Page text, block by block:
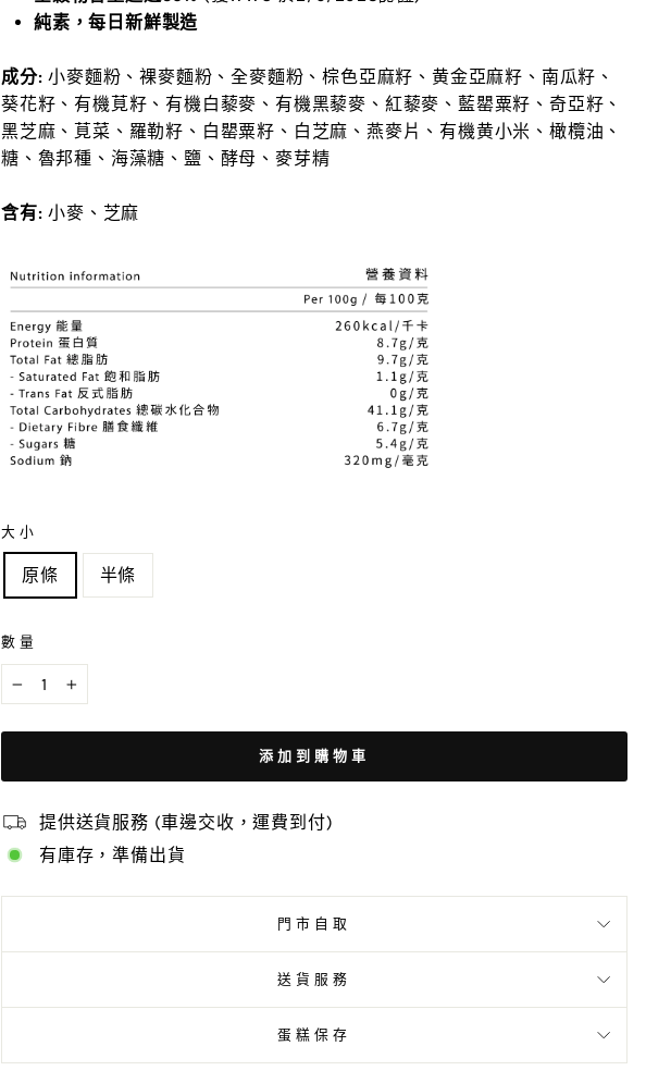
純素，每日新鮮製造
成分:小麥麵粉、裸麥麵粉、全麥麵粉、棕色亞麻籽、黄金亞麻籽、南瓜籽、
葵花籽、有機莧籽、有機白藜麥、有機黑藜麥、紅藜麥、藍罌粟籽、奇亞籽、
黑芝麻、莧菜、羅勒籽、白罌粟籽、白芝麻、燕麥片、有機黄小米、橄欖油、
糖、魯邦種、海藻糖、鹽、酵母、麥芽精
含有: 小麥、芝麻
大小
原條 半條
數量
添加到購物車
提供送貨服務 (車邊交收，運費到付)
有庫存，準備出貨
門市自取
送貨服務
蛋糕保存